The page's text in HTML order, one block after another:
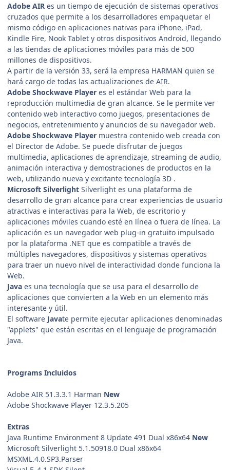
Adobe AIR es un tiempo de ejecución de sistemas operativos
cruzados que permite a los desarrolladores empaquetar el
mismo código en aplicaciones nativas para iPhone, iPad,
Kindle Fire, Nook Tablet y otros dispositivos Android, llegando
a las tiendas de aplicaciones móviles para más de 500
millones de dispositivos.
A partir de la versión 33, será la empresa HARMAN quien se
hará cargo de todas las actualizaciones de AIR.
Adobe Shockwave Player es el estándar Web para la
reproducción multimedia de gran alcance. Se le permite ver
contenido web interactivo como juegos, presentaciones de
negocios, entretenimiento y anuncios de su navegador web.
Adobe Shockwave Player muestra contenido web creada con
el Director de Adobe. Se puede disfrutar de juegos
multimedia, aplicaciones de aprendizaje, streaming de audio,
animación interactiva y demostraciones de productos en la
web, utilizando nueva y excitante tecnología 3D .
Microsoft Silverlight Silverlight es una plataforma de
desarrollo de gran alcance para crear experiencias de usuario
atractivas e interactivas para la Web, de escritorio y
aplicaciones móviles cuando esté en línea o fuera de línea. La
aplicación es un navegador web plug-in gratuito impulsado
por la plataforma .NET que es compatible a través de
múltiples navegadores, dispositivos y sistemas operativos
para traer un nuevo nivel de interactividad donde funciona la
Web.
Java es una tecnología que se usa para el desarrollo de
aplicaciones que convierten a la Web en un elemento más
interesante y útil.
El software Javate permite ejecutar aplicaciones denominadas
"applets" que están escritas en el lenguaje de programación
Java.
Programs Incluidos
Adobe AIR 51.3.3.1 Harman New
Adobe Shockwave Player 12.3.5.205
Extras
Java Runtime Environment 8 Update 491 Dual x86x64 New
Microsoft Silverlight 5.1.50918.0 Dual x86x64
MSXML.4.0.SP3.Parser